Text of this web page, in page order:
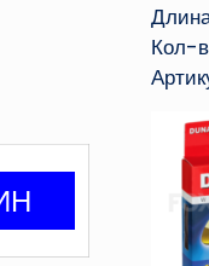
Кол-